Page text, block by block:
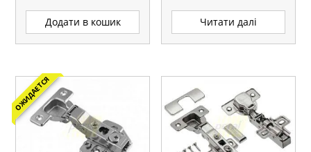
Додати в кошик Читати далі
ОЖИДАЕТСЯ